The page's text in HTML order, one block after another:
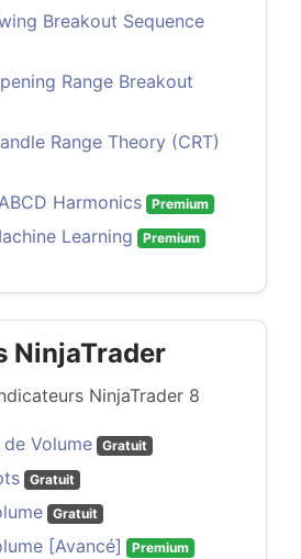
Breakout Sequence
Range Breakout
Range Theory (CRT)
Harmonics Premium
Learning Premium
NinjaTrader
NinjaTrader 8
Volume Gratuit
Gratuit
Gratuit
[Avancé] Premium